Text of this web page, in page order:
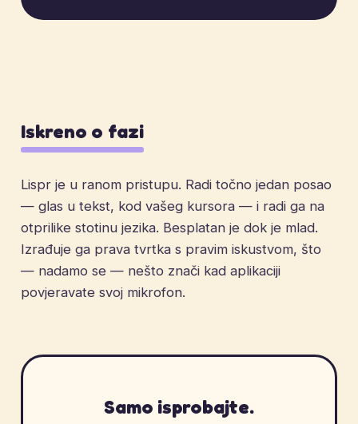
Iskreno o fazi
Lispr je u ranom pristupu. Radi točno jedan posao
— glas u tekst, kod vašeg kursora — i radi ga na
otprilike stotinu jezika. Besplatan je dok je mlad.
Izrađuje ga prava tvrtka s pravim iskustvom, što
— nadamo se — nešto znači kad aplikaciji
povjeravate svoj mikrofon.
Samo isprobajte.